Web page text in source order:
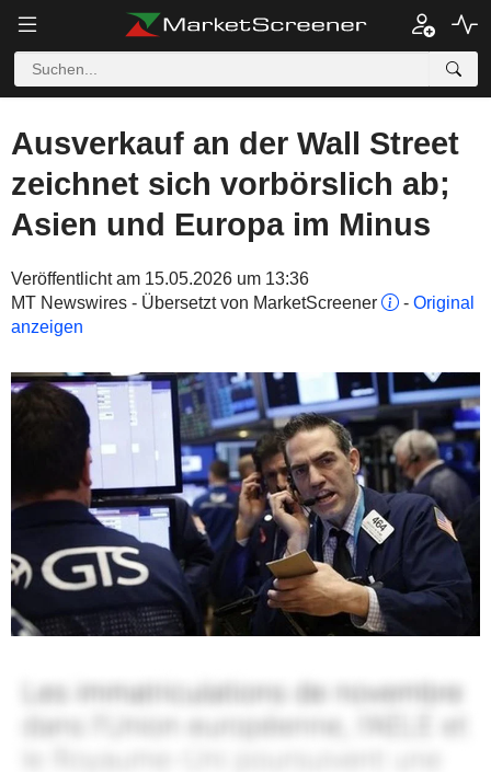
Ausverkauf an der Wall Street
zeichnet sich vorbörslich ab;
Asien und Europa im Minus
Veröffentlicht am 15.05.2026 um 13:36
MT Newswires - Übersetzt von MarketScreener
- Original
anzeigen